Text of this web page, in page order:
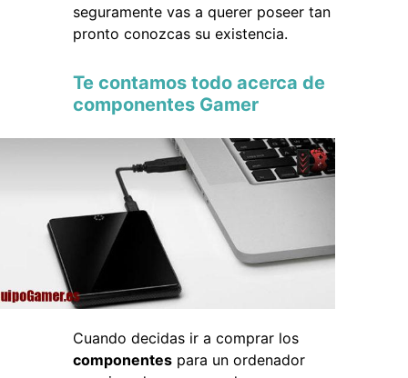
seguramente vas a querer poseer tan
pronto conozcas su existencia.
Te contamos todo acerca de
componentes Gamer
Cuando decidas ir a comprar los
componentes para un ordenador